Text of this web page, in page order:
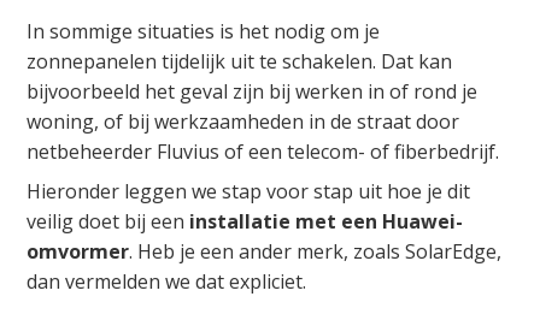
In sommige situaties is het nodig om je
zonnepanelen tijdelijk uit te schakelen. Dat kan
bijvoorbeeld het geval zijn bij werken in of rond je
woning, of bij werkzaamheden in de straat door
netbeheerder Fluvius of een telecom- of fiberbedrijf.
Hieronder leggen we stap voor stap uit hoe je dit
veilig doet bij een installatie met een Huawei-
omvormer. Heb je een ander merk, zoals SolarEdge,
dan vermelden we dat expliciet.